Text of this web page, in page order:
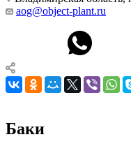
aog@object-plant.ru
Баки